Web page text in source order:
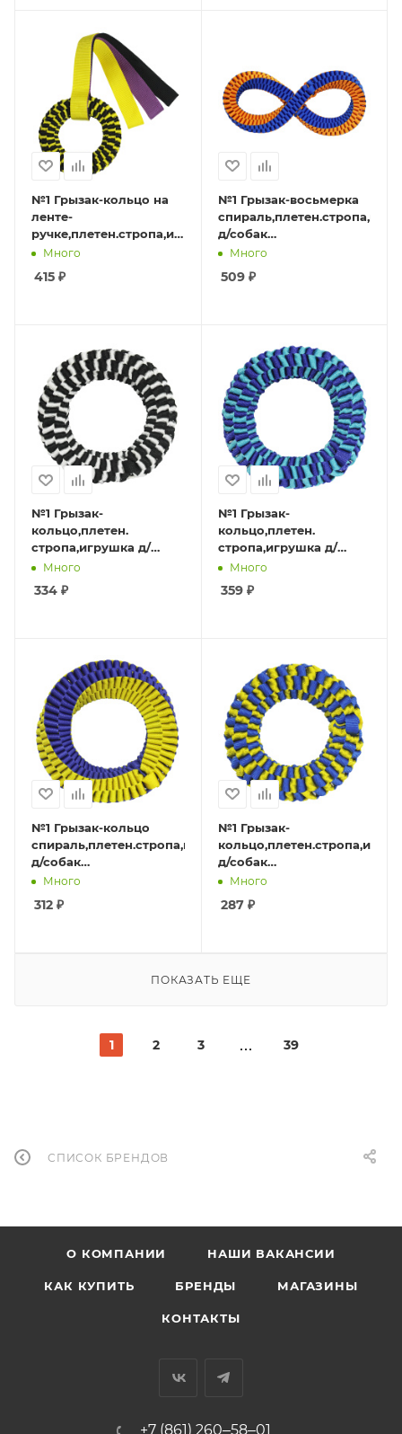
№1 Грызак-кольцо на
ленте-
ручке,плетен.стропа,игрушка
д/собак
чер,50х16см,1*48
Много
415 ₽
№1 Грызак-восьмерка
д/собак
антиванд.,оранж-
Много
509₽
№1 Грызак-
кольцо,плетен.
стропа,игрушка д/
собак антиванд.,черно-
Много
334 ₽
№1 Грызак-
кольцо,плетен.
стропа,игрушка д/
собак антиванд.,сине-
Много
359₽
№1 Грызак-кольцо
спираль,плетен.стропа,игрушка
д/собак
ативанд.,желто-
Много
312 ₽
№1 Грызак-
д/собак
антиванд.,желто-
Много
287₽
ПОКАЗАТЬ ЕЩЕ
1 2 3 39
СПИСОК БРЕНДОВ
О КОМПАНИИ НАШИ ВАКАНСИИ
КАК КУПИТЬ БРЕНДЫ МАГАЗИНЫ
КОНТАКТЫ
+7 (861) 260‒58‒01